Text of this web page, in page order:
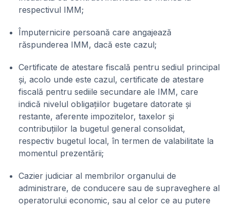
respectivul IMM;
Împuternicire persoană care angajează
răspunderea IMM, dacă este cazul;
Certificate de atestare fiscală pentru sediul principal
și, acolo unde este cazul, certificate de atestare
fiscală pentru sediile secundare ale IMM, care
indică nivelul obligațiilor bugetare datorate și
restante, aferente impozitelor, taxelor și
contribuțiilor la bugetul general consolidat,
respectiv bugetul local, în termen de valabilitate la
momentul prezentării;
Cazier judiciar al membrilor organului de
administrare, de conducere sau de supraveghere al
operatorului economic, sau al celor ce au putere